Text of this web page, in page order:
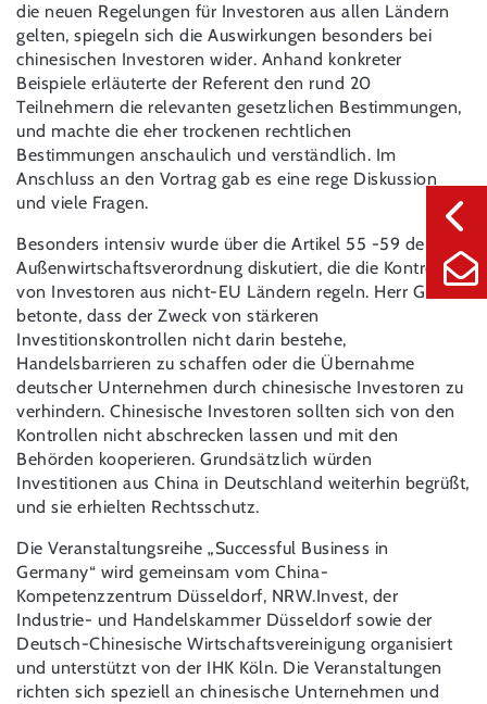
die neuen Regelungen für Investoren aus allen Ländern
gelten, spiegeln sich die Auswirkungen besonders bei
chinesischen Investoren wider. Anhand konkreter
Beispiele erläuterte der Referent den rund 20
Teilnehmern die relevanten gesetzlichen Bestimmungen,
und machte die eher trockenen rechtlichen
Bestimmungen anschaulich und verständlich. Im
Anschluss an den Vortrag gab es eine rege Diskussion
und viele Fragen.
Besonders intensiv wurde über die Artikel 55 -59 der
Außenwirtschaftsverordnung diskutiert, die die Kontrolle
von Investoren aus nicht-EU Ländern regeln. Herr Gu
betonte, dass der Zweck von stärkeren
Investitionskontrollen nicht darin bestehe,
Handelsbarrieren zu schaffen oder die Übernahme
deutscher Unternehmen durch chinesische Investoren zu
verhindern. Chinesische Investoren sollten sich von den
Kontrollen nicht abschrecken lassen und mit den
Behörden kooperieren. Grundsätzlich würden
Investitionen aus China in Deutschland weiterhin begrüßt,
und sie erhielten Rechtsschutz.
Die Veranstaltungsreihe „Successful Business in
Germany“ wird gemeinsam vom China-
Kompetenzzentrum Düsseldorf, NRW.Invest, der
Industrie- und Handelskammer Düsseldorf sowie der
Deutsch-Chinesische Wirtschaftsvereinigung organisiert
und unterstützt von der IHK Köln. Die Veranstaltungen
richten sich speziell an chinesische Unternehmen und